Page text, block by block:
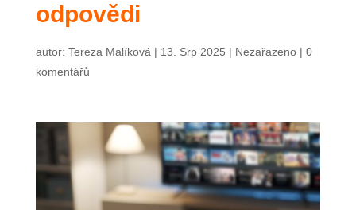
Jazykové kurzy
Zavřít menu
odpovědi
autor: Tereza Malíková | 13. Srp 2025 | Nezařazeno| 0
komentářů